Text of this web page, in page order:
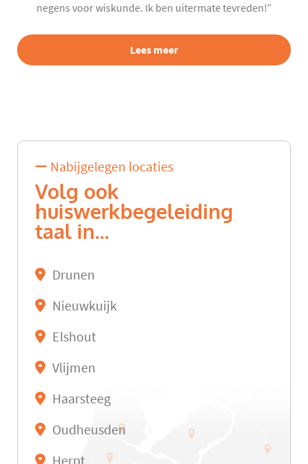
negens voor wiskunde. Ik ben uitermate tevreden!”
Lees meer
Nabijgelegen locaties
Volg ook
huiswerkbegeleiding
taal in...
Drunen
Nieuwkuijk
Elshout
Vlijmen
Haarsteeg
Oudheusden